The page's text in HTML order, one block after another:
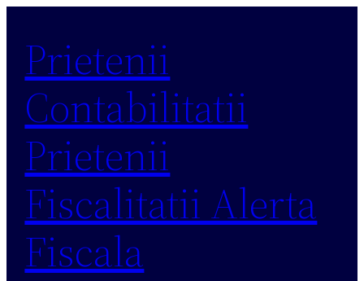
conținut
Prietenii
Contabilitatii
Prietenii
Fiscalitatii Alerta
Fiscala